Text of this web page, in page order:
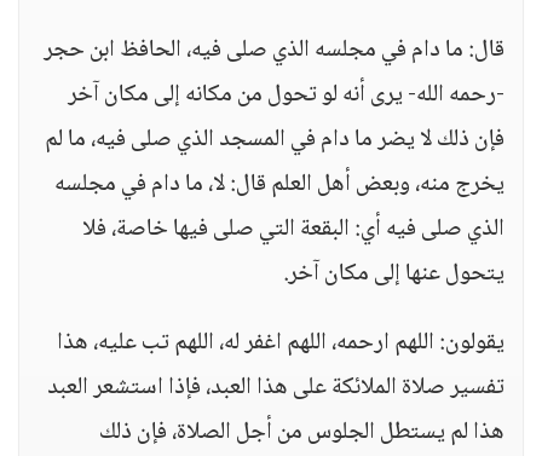
قال: ما دام في مجلسه الذي صلى فيه، الحافظ ابن حجر
-رحمه الله- يرى أنه لو تحول من مكانه إلى مكان آخر
فإن ذلك لا يضر ما دام في المسجد الذي صلى فيه، ما لم
يخرج منه، وبعض أهل العلم قال: لا، ما دام في مجلسه
الذي صلى فيه أي: البقعة التي صلى فيها خاصة، فلا
يتحول عنها إلى مكان آخر.
يقولون: اللهم ارحمه، اللهم اغفر له، اللهم تب عليه، هذا
تفسير صلاة الملائكة على هذا العبد، فإذا استشعر العبد
هذا لم يستطل الجلوس من أجل الصلاة، فإن ذلك